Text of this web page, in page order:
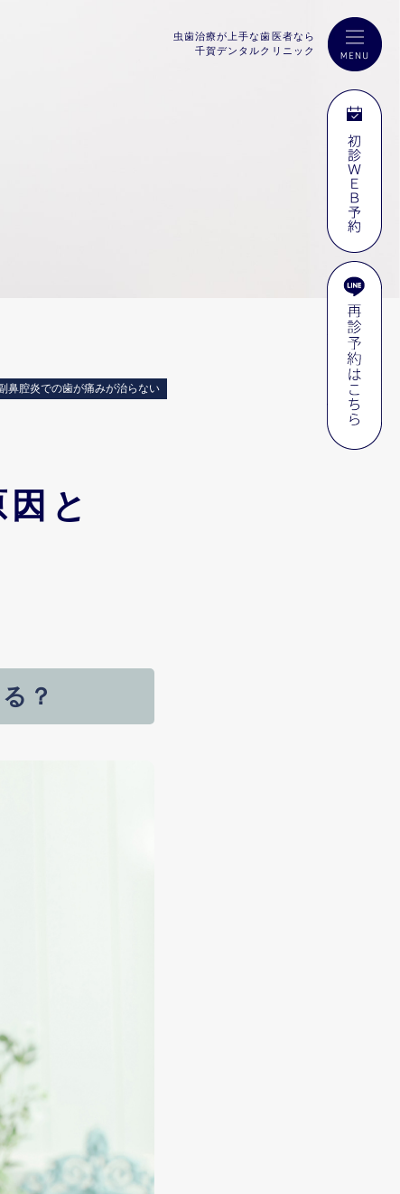
虫歯治療が上手な歯医者なら
千賀デンタルクリニック
鼻腔炎での歯が痛みが治らない
と
？